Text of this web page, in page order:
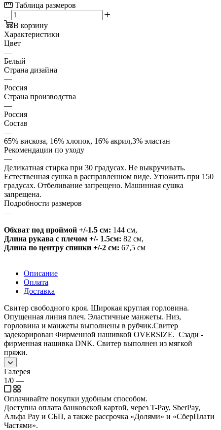
Таблица размеров
В корзину
Характеристики
Цвет
—
Белый
Страна дизайна
—
Россия
Страна производства
—
Россия
Состав
—
65% вискоза, 16% хлопок, 16% акрил,3% эластан
Рекомендации по уходу
—
Деликатная стирка при 30 градусах. Не выкручивать.
Естественная сушка в расправленном виде. Утюжить при 150
градусах. Отбеливание запрещено. Машинная сушка
запрещена.
Подробности размеров
—
Обхват под проймой +/-1.5 см: 144 см,
Длина рукава с плечом +/- 1.5см: 82 см,
Длина по центру спинки +/-2 см: 67,5 см
Описание
Оплата
Доставка
Свитер свободного кроя. Широкая круглая горловина.
Опущенная линия плеч. Эластичные манжеты. Низ,
горловина и манжеты выполнены в рубчик.Свитер
задекорирован Фирменной нашивкой OVERSIZE. Сзади -
фирменная нашивка DNK. Свитер выполнен из мягкой
пряжи.
Галерея
1/0 —
Оплачивайте покупки удобным способом.
Доступна оплата банковской картой, через T-Pay, SberPay,
Альфа Pay и СБП, а также рассрочка «Долями» и «СберПлати
Частями».